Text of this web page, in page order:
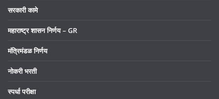
सरकारी कामे
महाराष्ट्र शासन निर्णय – GR
मंत्रिमंडळ निर्णय
नोकरी भरती
स्पर्धा परीक्षा